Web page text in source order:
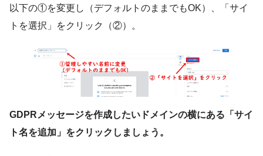
以下の①を変更し（デフォルトのままでもOK）、「サイ
トを選択」をクリック（②）。
GDPRメッセージを作成したいドメインの横にある「サイ
ト名を追加」をクリックしましょう。